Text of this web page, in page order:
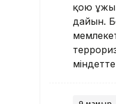
қою
дайын.